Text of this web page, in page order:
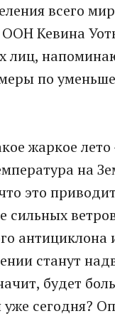
всего
Кевина
лиц,
по
жаркое лето
на
это
сильных
антициклона
станут
будет
сегодня?